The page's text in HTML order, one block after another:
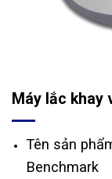
Máy lắc khay
Tên sản
Benchmark